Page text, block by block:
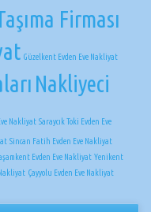
Firması
Güzelkent Evden Eve Nakliyat
Nakliyeci
Nakliyat Saraycık Toki Evden Eve
Sincan Fatih Evden Eve Nakliyat
Evden Eve Nakliyat Yenikent
Çayyolu Evden Eve Nakliyat